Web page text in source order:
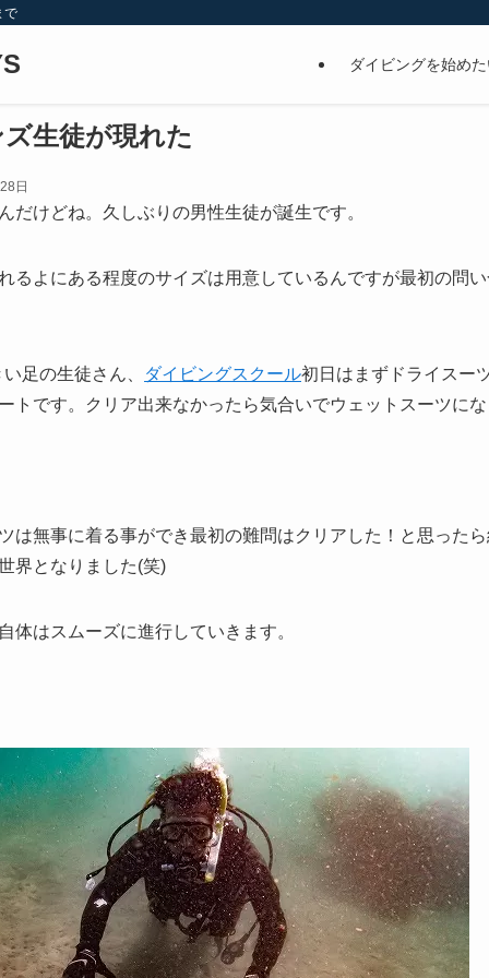
で
ダイビングを始め
生徒が現れた
日
だけどね。久しぶりの男性生徒が誕生です。
るよにある程度のサイズは用意しているんですが最初の問
足の生徒さん、 ダイビングスクール初日はまずドライスー
トです。クリア出来なかったら気合いでウェットスーツに
は無事に着る事ができ最初の難問はクリアした！と思った
界となりました(笑)
体はスムーズに進行していきます。